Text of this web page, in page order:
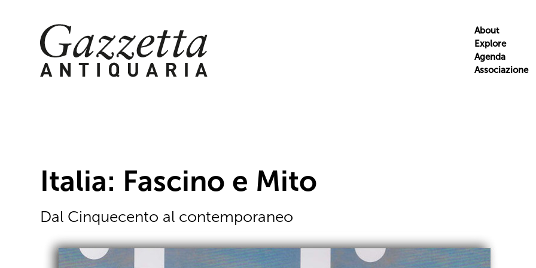
Skip
to
content
About
Explore
Agenda
Associazione
Italia: Fascino e Mito
Dal Cinquecento al contemporaneo